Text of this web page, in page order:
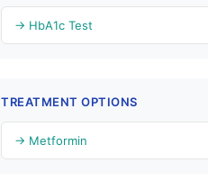
→ HbA1c Test
TREATMENT OPTIONS
→ Metformin